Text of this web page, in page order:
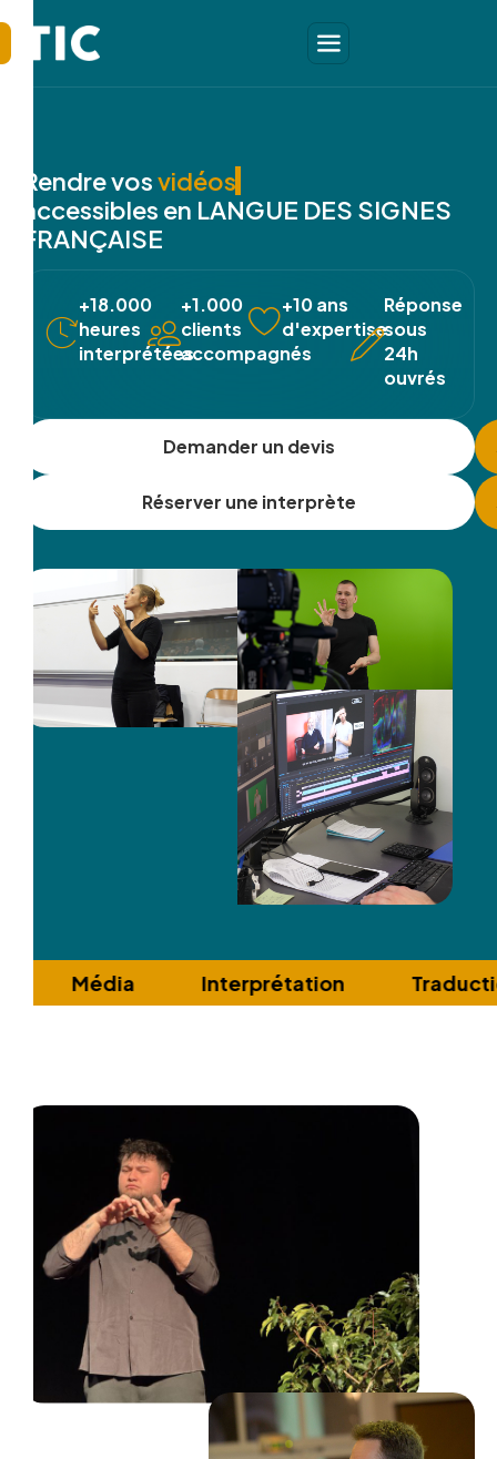
Rendre voséchanges
vidéos
accessibles en LANGUE DES SIGNES
FRANÇAISE
+18.000
heures
interprétées
+1.000
clients
accompagnés
+10 ans
d'expertise
Réponse
sous
24h
ouvrés
Demander un devis
Réserver une interprète
Média Interprétation Traduction